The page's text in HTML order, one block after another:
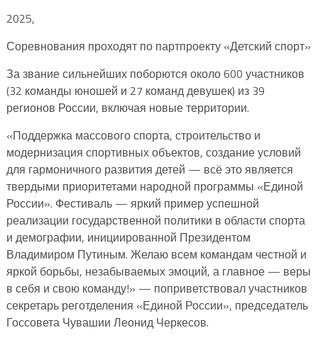
2025,
Соревнования проходят по партпроекту «Детский спорт»
За звание сильнейших поборются около 600 участников
(32 команды юношей и 27 команд девушек) из 39
регионов России, включая новые территории.
«Поддержка массового спорта, строительство и
модернизация спортивных объектов, создание условий
для гармоничного развития детей — всё это является
твердыми приоритетами народной программы «Единой
России». Фестиваль — яркий пример успешной
реализации государственной политики в области спорта
и демографии, инициированной Президентом
Владимиром Путиным. Желаю всем командам честной и
яркой борьбы, незабываемых эмоций, а главное — веры
в себя и свою команду!» — поприветствовал участников
секретарь реготделения «Единой России», председатель
Госсовета Чувашии Леонид Черкесов.